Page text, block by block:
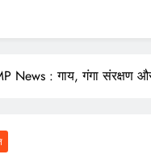
News : गाय, गंगा संरक्षण